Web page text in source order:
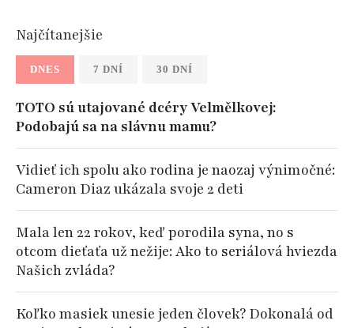
Najčítanejšie
DNES 7 DNÍ 30 DNÍ
TOTO sú utajované dcéry Velmělkovej:
Podobajú sa na slávnu mamu?
Vidieť ich spolu ako rodina je naozaj výnimočné:
Cameron Diaz ukázala svoje 2 deti
Mala len 22 rokov, keď porodila syna, no s
otcom dieťaťa už nežije: Ako to seriálová hviezda
Našich zvláda?
Koľko masiek unesie jeden človek? Dokonalá od